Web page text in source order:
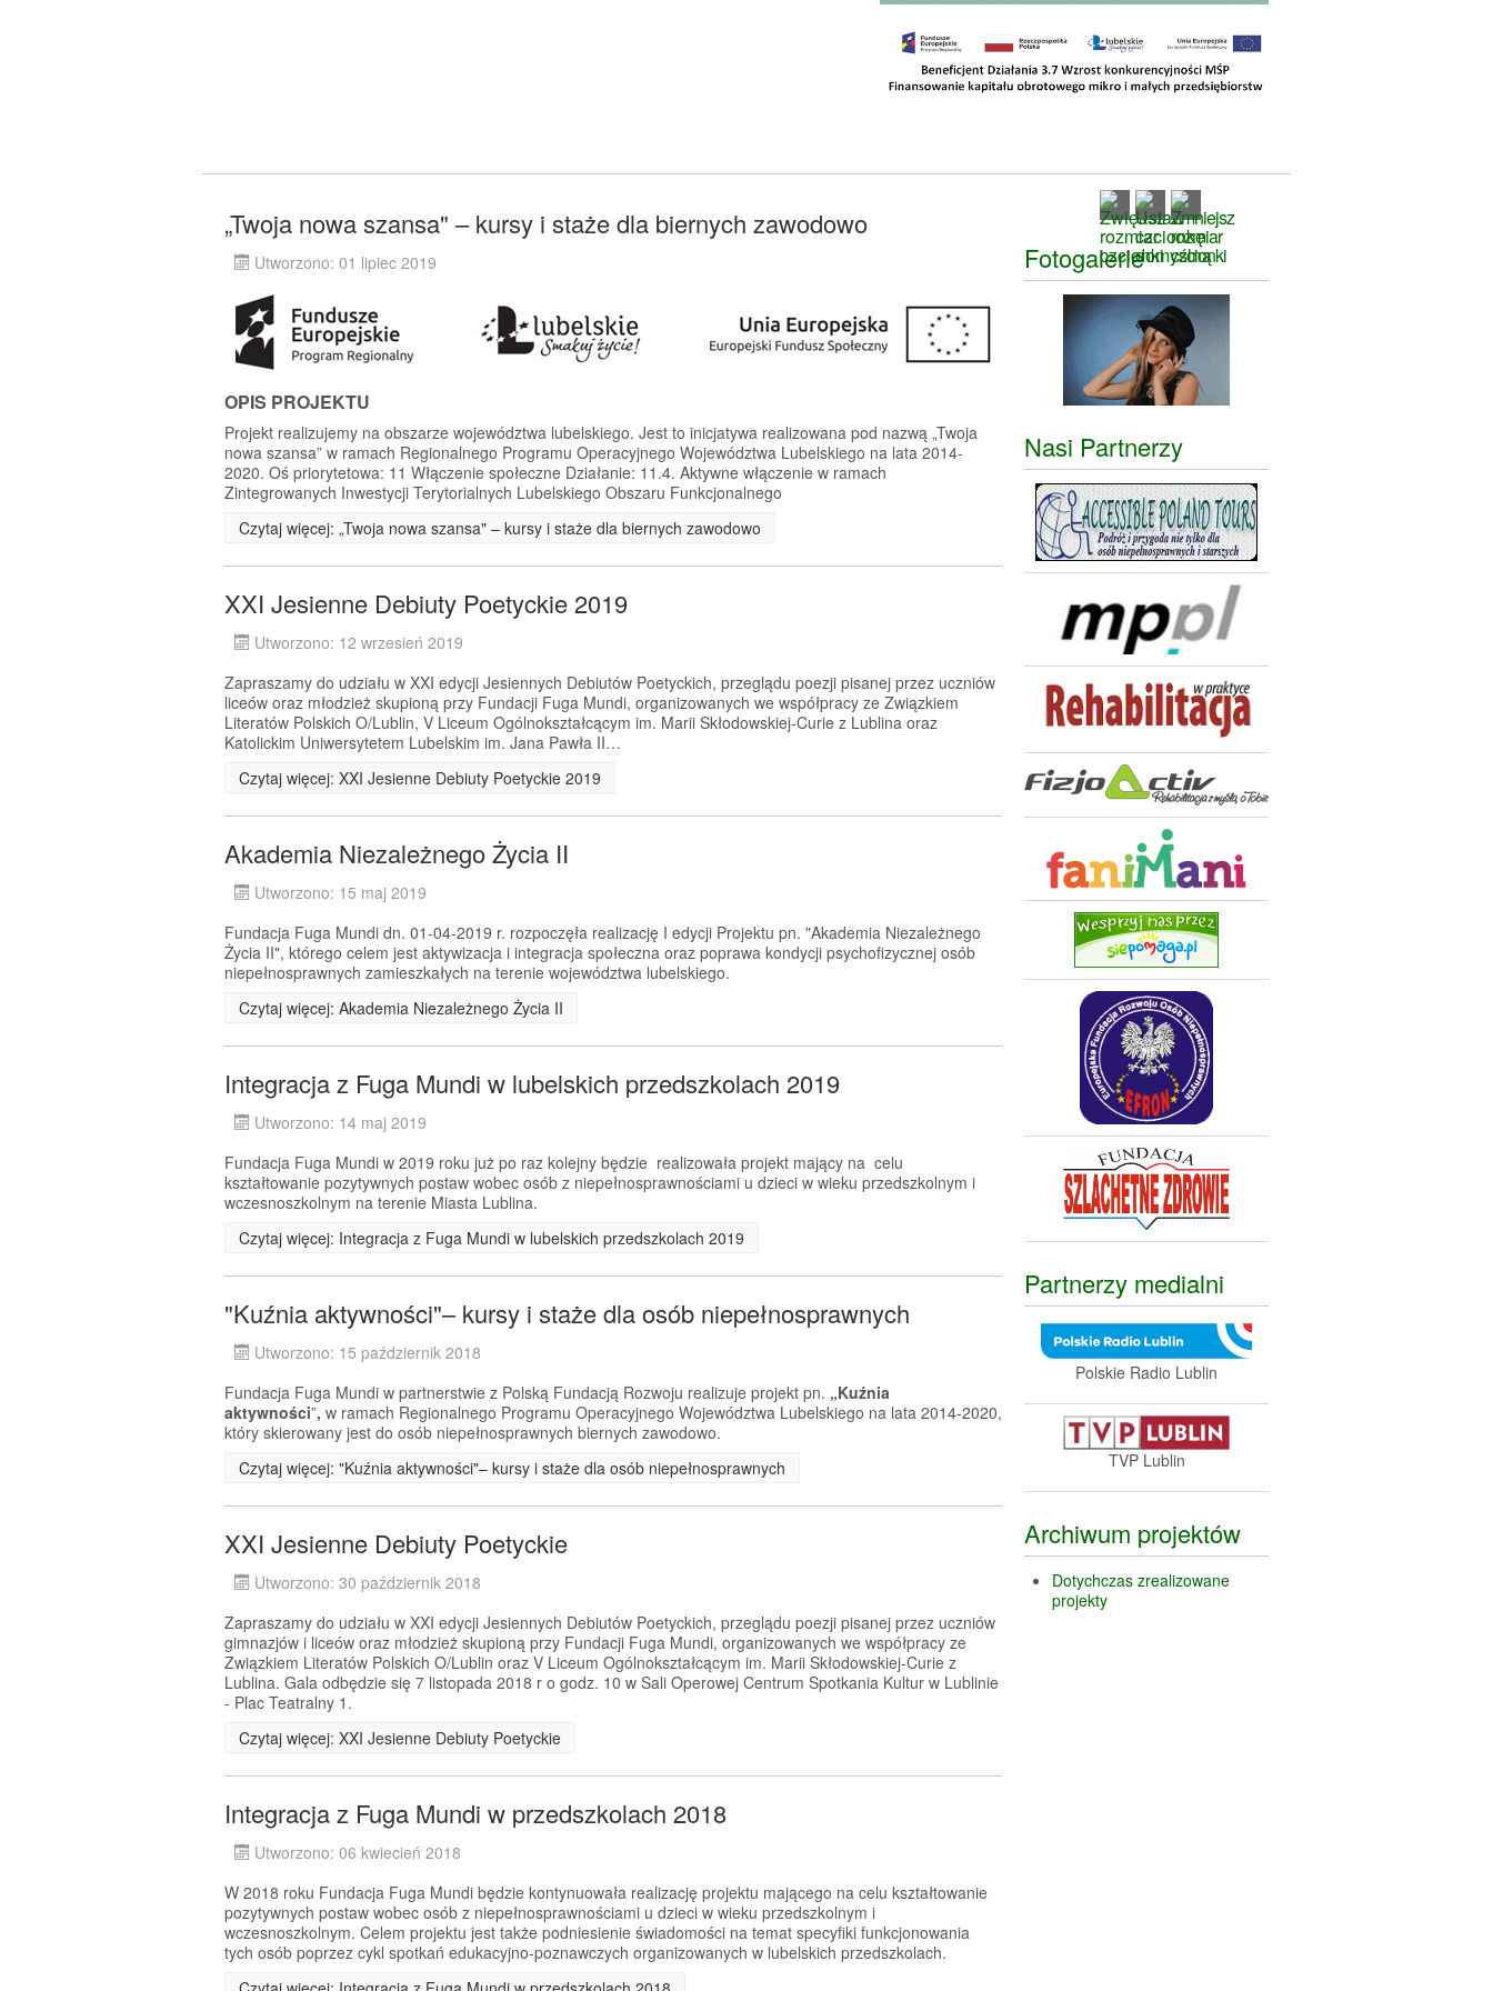
„Twoja nowa szansa" – kursy i staże dla biernych zawodowo
Utworzono: 01 lipiec 2019
OPIS PROJEKTU
Projekt realizujemy na obszarze województwa lubelskiego. Jest to inicjatywa realizowana pod nazwą „Twoja
nowa szansa” w ramach Regionalnego Programu Operacyjnego Województwa Lubelskiego na lata 2014-
2020. Oś priorytetowa: 11 Włączenie społeczne Działanie: 11.4. Aktywne włączenie w ramach
Zintegrowanych Inwestycji Terytorialnych Lubelskiego Obszaru Funkcjonalnego
Czytaj więcej: „Twoja nowa szansa" – kursy i staże dla biernych zawodowo
XXI Jesienne Debiuty Poetyckie 2019
Utworzono: 12 wrzesień 2019
Zapraszamy do udziału w XXI edycji Jesiennych Debiutów Poetyckich, przeglądu poezji pisanej przez uczniów
liceów oraz młodzież skupioną przy Fundacji Fuga Mundi, organizowanych we współpracy ze Związkiem
Literatów Polskich O/Lublin, V Liceum Ogólnokształcącym im. Marii Skłodowskiej-Curie z Lublina oraz
Katolickim Uniwersytetem Lubelskim im. Jana Pawła II…
Czytaj więcej: XXI Jesienne Debiuty Poetyckie 2019
Akademia Niezależnego Życia II
Utworzono: 15 maj 2019
Fundacja Fuga Mundi dn. 01-04-2019 r. rozpoczęła realizację I edycji Projektu pn. "Akademia Niezależnego
Życia II", którego celem jest aktywizacja i integracja społeczna oraz poprawa kondycji psychofizycznej osób
niepełnosprawnych zamieszkałych na terenie województwa lubelskiego.
Czytaj więcej: Akademia Niezależnego Życia II
Integracja z Fuga Mundi w lubelskich przedszkolach 2019
Utworzono: 14 maj 2019
Fundacja Fuga Mundi w 2019 roku już po raz kolejny będzie realizowała projekt mający na celu
kształtowanie pozytywnych postaw wobec osób z niepełnosprawnościami u dzieci w wieku przedszkolnym i
wczesnoszkolnym na terenie Miasta Lublina.
Czytaj więcej: Integracja z Fuga Mundi w lubelskich przedszkolach 2019
"Kuźnia aktywności"– kursy i staże dla osób niepełnosprawnych
Utworzono: 15 październik 2018
Fundacja Fuga Mundi w partnerstwie z Polską Fundacją Rozwoju realizuje projekt pn. „Kuźnia
aktywności”, w ramach Regionalnego Programu Operacyjnego Województwa Lubelskiego na lata 2014-2020,
który skierowany jest do osób niepełnosprawnych biernych zawodowo.
Czytaj więcej: "Kuźnia aktywności"– kursy i staże dla osób niepełnosprawnych
XXI Jesienne Debiuty Poetyckie
Utworzono: 30 październik 2018
Zapraszamy do udziału w XXI edycji Jesiennych Debiutów Poetyckich, przeglądu poezji pisanej przez uczniów
gimnazjów i liceów oraz młodzież skupioną przy Fundacji Fuga Mundi, organizowanych we współpracy ze
Związkiem Literatów Polskich O/Lublin oraz V Liceum Ogólnokształcącym im. Marii Skłodowskiej-Curie z
Lublina. Gala odbędzie się 7 listopada 2018 r o godz. 10 w Sali Operowej Centrum Spotkania Kultur w Lublinie
- Plac Teatralny 1.
Czytaj więcej: XXI Jesienne Debiuty Poetyckie
Integracja z Fuga Mundi w przedszkolach 2018
Utworzono: 06 kwiecień 2018
W 2018 roku Fundacja Fuga Mundi będzie kontynuowała realizację projektu mającego na celu kształtowanie
pozytywnych postaw wobec osób z niepełnosprawnościami u dzieci w wieku przedszkolnym i
wczesnoszkolnym. Celem projektu jest także podniesienie świadomości na temat specyfiki funkcjonowania
tych osób poprzez cykl spotkań edukacyjno-poznawczych organizowanych w lubelskich przedszkolach.
Fotogalerie
Nasi Partnerzy
Partnerzy medialni
Polskie Radio Lublin
TVP Lublin
Archiwum projektów
Dotychczas zrealizowane
projekty